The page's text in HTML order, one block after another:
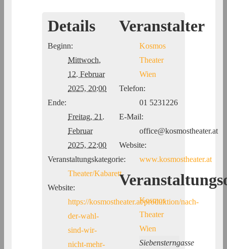
Details
Beginn:
Mittwoch,
12. Februar
2025, 20:00
Ende:
Freitag, 21.
Februar
2025, 22:00
Veranstaltungskategorie:
Theater/Kabarett
Website:
https://kosmostheater.at/produktion/nach-
der-wahl-
sind-wir-
nicht-mehr-
Veranstalter
Kosmos
Theater
Wien
Telefon:
01 5231226
E-Mail:
office@kosmostheater.at
Website:
www.kosmostheater.at
Kosmos
Theater
Wien
Siebensterngasse